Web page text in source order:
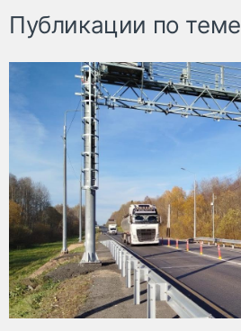
Публикации по теме